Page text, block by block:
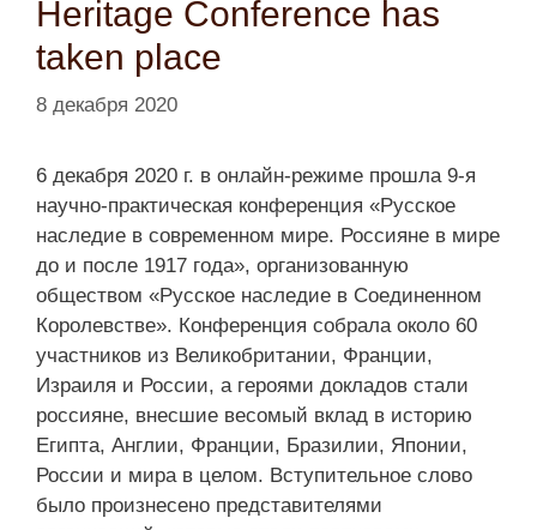
Heritage Conference has
taken place
8 декабря 2020
6 декабря 2020 г. в онлайн-режиме прошла 9-я
научно-практическая конференция «Русское
наследие в современном мире. Россияне в мире
до и после 1917 года», организованную
обществом «Русское наследие в Соединенном
Королевстве». Конференция собрала около 60
участников из Великобритании, Франции,
Израиля и России, а героями докладов стали
россияне, внесшие весомый вклад в историю
Египта, Англии, Франции, Бразилии, Японии,
России и мира в целом. Вступительное слово
было произнесено представителями